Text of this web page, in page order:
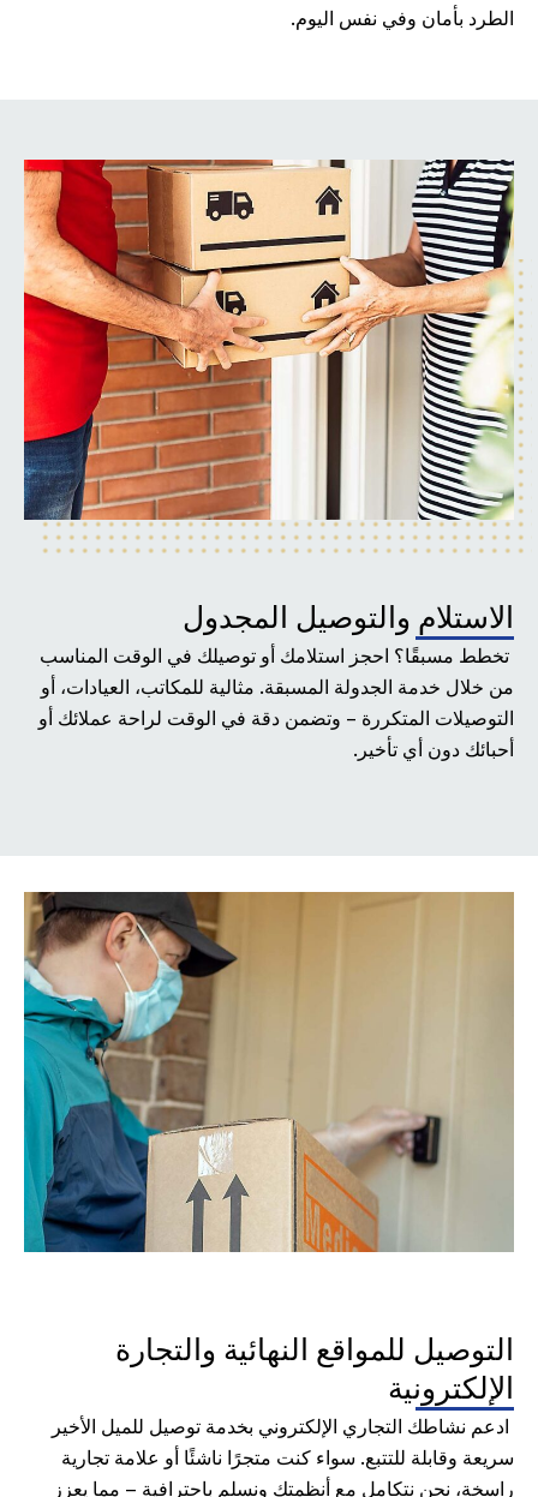
الطرد بأمان وفي نفس اليوم.
الاستلام والتوصيل المجدول
تخطط مسبقًا؟ احجز استلامك أو توصيلك في الوقت المناسب
من خلال خدمة الجدولة المسبقة. مثالية للمكاتب، العيادات، أو
التوصيلات المتكررة – وتضمن دقة في الوقت لراحة عملائك أو
أحبائك دون أي تأخير.
التوصيل للمواقع النهائية والتجارة
الإلكترونية
ادعم نشاطك التجاري الإلكتروني بخدمة توصيل للميل الأخير
سريعة وقابلة للتتبع. سواء كنت متجرًا ناشئًا أو علامة تجارية
راسخة، نحن نتكامل مع أنظمتك ونسلم باحترافية — مما يعزز